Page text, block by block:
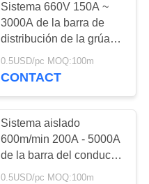
Sistema 660V 150A ~
3000A de la barra de
distribución de la grúa
de la barra del conductor
del alzamiento/de la
0.5USD/pc MOQ:100m
CONTACT
Sistema aislado
600m/min 200A - 5000A
de la barra del conductor
de la grúa de arriba
0.5USD/pc MOQ:100m